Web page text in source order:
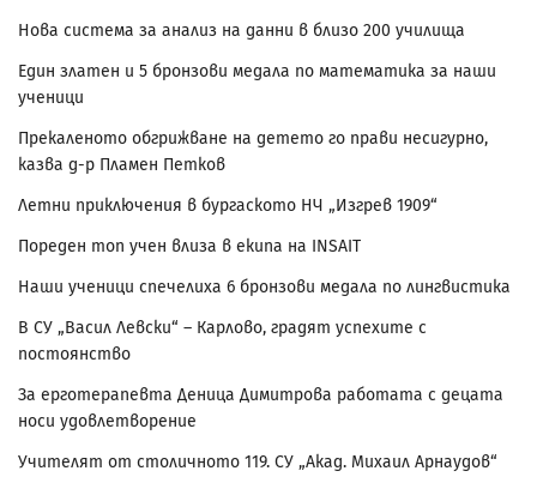
Нова система за анализ на данни в близо 200 училища
Един златен и 5 бронзови медала по математика за наши
ученици
Прекаленото обгрижване на детето го прави несигурно,
казва д-р Пламен Петков
Летни приключения в бургаското НЧ „Изгрев 1909“
Пореден топ учен влиза в екипа на INSAIT
Наши ученици спечелиха 6 бронзови медала по лингвистика
В СУ „Васил Левски“ – Карлово, градят успехите с
постоянство
За ерготерапевта Деница Димитрова работата с децата
носи удовлетворение
Учителят от столичното 119. СУ „Акад. Михаил Арнаудов“